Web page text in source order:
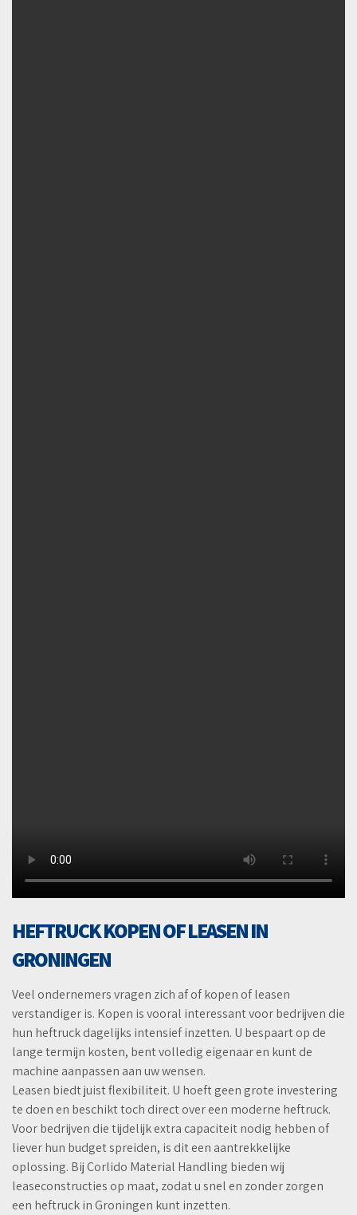
HEFTRUCK KOPEN OF LEASEN IN
GRONINGEN
Veel ondernemers vragen zich af of kopen of leasen
verstandiger is. Kopen is vooral interessant voor bedrijven die
hun heftruck dagelijks intensief inzetten. U bespaart op de
lange termijn kosten, bent volledig eigenaar en kunt de
machine aanpassen aan uw wensen.
Leasen biedt juist flexibiliteit. U hoeft geen grote investering
te doen en beschikt toch direct over een moderne heftruck.
Voor bedrijven die tijdelijk extra capaciteit nodig hebben of
liever hun budget spreiden, is dit een aantrekkelijke
oplossing. Bij Corlido Material Handling bieden wij
leaseconstructies op maat, zodat u snel en zonder zorgen
een heftruck in Groningen kunt inzetten.